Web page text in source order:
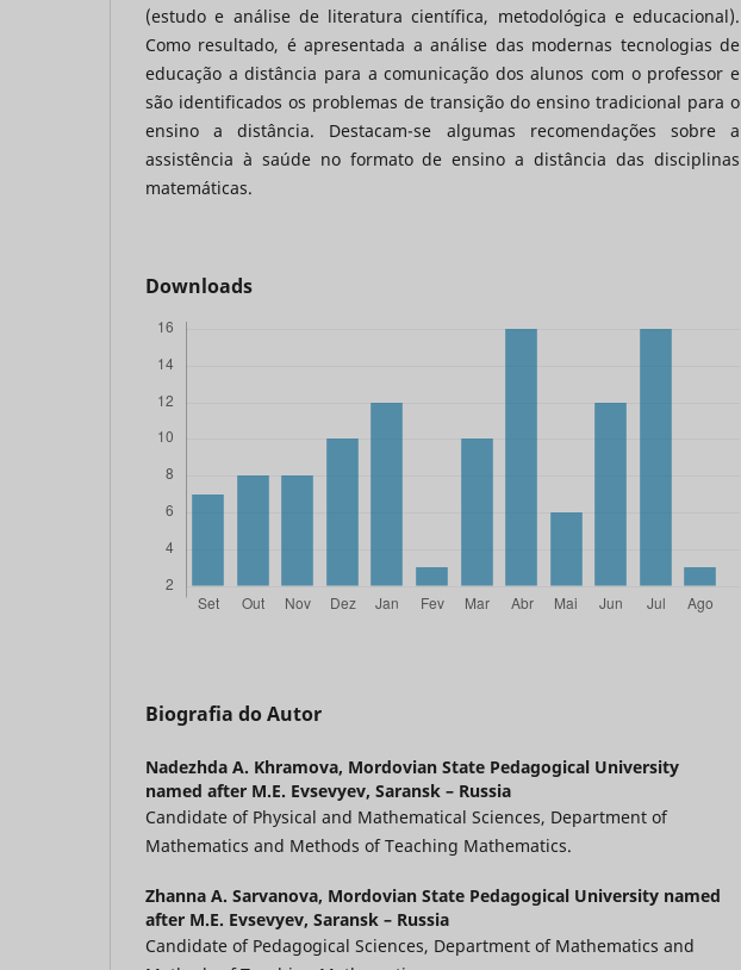
(estudo e análise de literatura científica, metodológica e educacional).
Como resultado, é apresentada a análise das modernas tecnologias de
educação a distância para a comunicação dos alunos com o professor e
são identificados os problemas de transição do ensino tradicional para o
ensino a distância. Destacam-se algumas recomendações sobre a
assistência à saúde no formato de ensino a distância das disciplinas
matemáticas.
Downloads
Biografia do Autor
Nadezhda A. Khramova, Mordovian State Pedagogical University
named after M.E. Evsevyev, Saransk – Russia
Candidate of Physical and Mathematical Sciences, Department of
Mathematics and Methods of Teaching Mathematics.
Zhanna A. Sarvanova, Mordovian State Pedagogical University named
after M.E. Evsevyev, Saransk – Russia
Candidate of Pedagogical Sciences, Department of Mathematics and